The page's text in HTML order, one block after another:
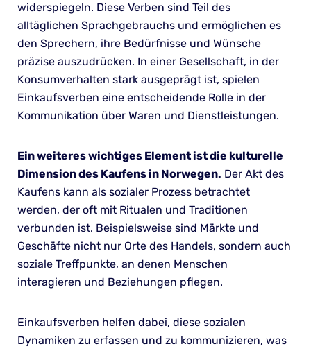
widerspiegeln. Diese Verben sind Teil des
alltäglichen Sprachgebrauchs und ermöglichen es
den Sprechern, ihre Bedürfnisse und Wünsche
präzise auszudrücken. In einer Gesellschaft, in der
Konsumverhalten stark ausgeprägt ist, spielen
Einkaufsverben eine entscheidende Rolle in der
Kommunikation über Waren und Dienstleistungen.
Ein weiteres wichtiges Element ist die kulturelle
Dimension des Kaufens in Norwegen. Der Akt des
Kaufens kann als sozialer Prozess betrachtet
werden, der oft mit Ritualen und Traditionen
verbunden ist. Beispielsweise sind Märkte und
Geschäfte nicht nur Orte des Handels, sondern auch
soziale Treffpunkte, an denen Menschen
interagieren und Beziehungen pflegen.
Einkaufsverben helfen dabei, diese sozialen
Dynamiken zu erfassen und zu kommunizieren, was